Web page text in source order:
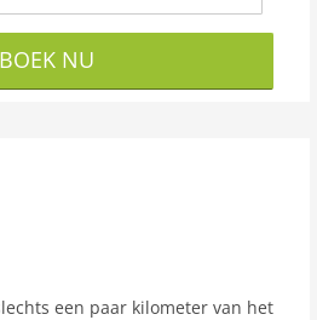
BOEK NU
een paar kilometer van het